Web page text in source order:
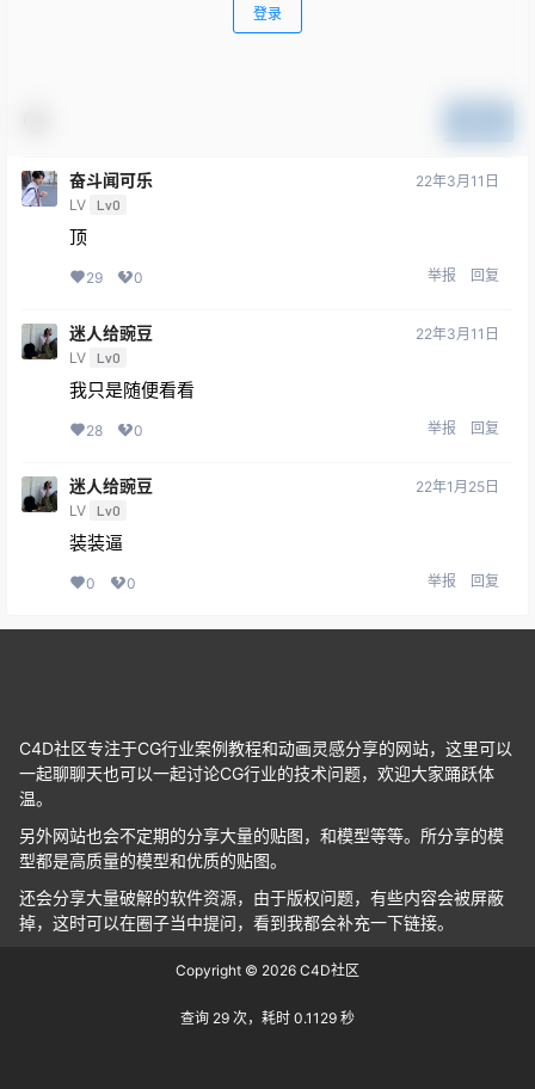
登录
奋斗闻可乐
LV Lv0
22年3月11日
顶
29 0 举报 回复
迷人给豌豆
LV Lv0
22年3月11日
我只是随便看看
28 0 举报 回复
迷人给豌豆
LV Lv0
22年1月25日
装装逼
0 0 举报 回复
C4D社区专注于CG行业案例教程和动画灵感分享的网站，这里可以
一起聊聊天也可以一起讨论CG行业的技术问题，欢迎大家踊跃体
温。
另外网站也会不定期的分享大量的贴图，和模型等等。所分享的模
型都是高质量的模型和优质的贴图。
还会分享大量破解的软件资源，由于版权问题，有些内容会被屏蔽
掉，这时可以在圈子当中提问，看到我都会补充一下链接。
Copyright © 2026 C4D社区
查询 29 次，耗时 0.1129 秒